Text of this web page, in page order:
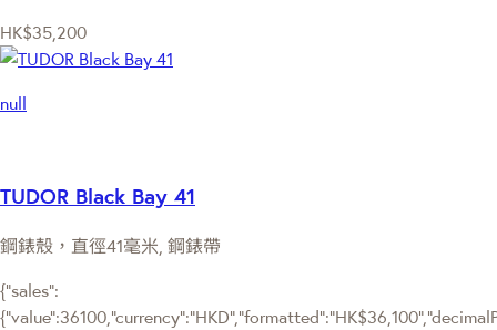
HK$35,200
null
TUDOR Black Bay 41
鋼錶殼，直徑41毫米, 鋼錶帶
{"sales":